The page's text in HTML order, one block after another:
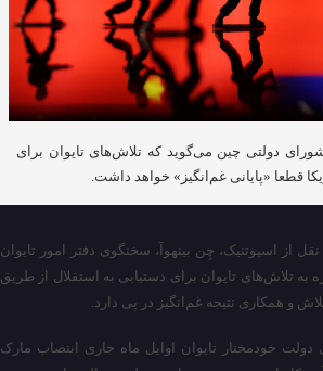
دولتی چین می‌گوید که تلاش‌های تایوان برای
قطعا «پایانی غم‌انگیز» خواهد داشت.
از اسپوتنیک، چِن بینهوآ، سخنگوی دفتر امور تایوان
به تلاش‌های تایوان برای دستیابی به استقلال از طریق
و همکاری نتیجه غم‌انگیز در پی دارد.
خودمختار تایوان اوایل ماه جاری انتصاب مارک